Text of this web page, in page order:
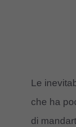
Le
che ha
di